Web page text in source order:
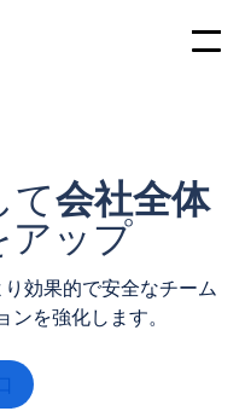
て会社全体
アップ
効果的で安全なチーム
を強化します。